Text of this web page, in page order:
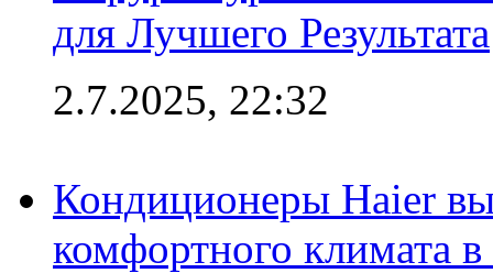
для Лучшего Результата
2.7.2025, 22:32
Кондиционеры Haier
комфортного климата